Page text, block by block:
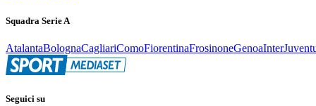
Squadra Serie A
AtalantaBolognaCagliariComoFiorentinaFrosinoneGenoaInter
Seguici su